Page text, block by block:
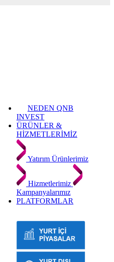
NEDEN QNB
INVEST
ÜRÜNLER &
HİZMETLERİMİZ
Yatırım Ürünlerimiz
Hizmetlerimiz
Kampanyalarımız
PLATFORMLAR